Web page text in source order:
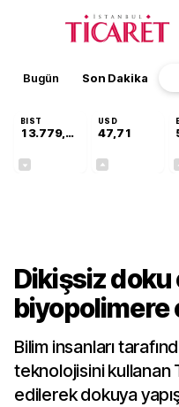
Bugün Son Dakika
BIST
13.779,39
USD
47,71
Dikişsiz doku
biyopolimere
Bilim insanları
teknolojisini kullanan
edilerek dokuya